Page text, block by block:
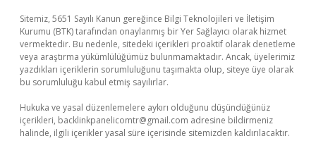
Sitemiz, 5651 Sayılı Kanun gereğince Bilgi Teknolojileri ve İletişim
Kurumu (BTK) tarafından onaylanmış bir Yer Sağlayıcı olarak hizmet
vermektedir. Bu nedenle, sitedeki içerikleri proaktif olarak denetleme
veya araştırma yükümlülüğümüz bulunmamaktadır. Ancak, üyelerimiz
yazdıkları içeriklerin sorumluluğunu taşımakta olup, siteye üye olarak
bu sorumluluğu kabul etmiş sayılırlar.
Hukuka ve yasal düzenlemelere aykırı olduğunu düşündüğünüz
içerikleri, backlinkpanelicomtr@gmail.com adresine bildirmeniz
halinde, ilgili içerikler yasal süre içerisinde sitemizden kaldırılacaktır.